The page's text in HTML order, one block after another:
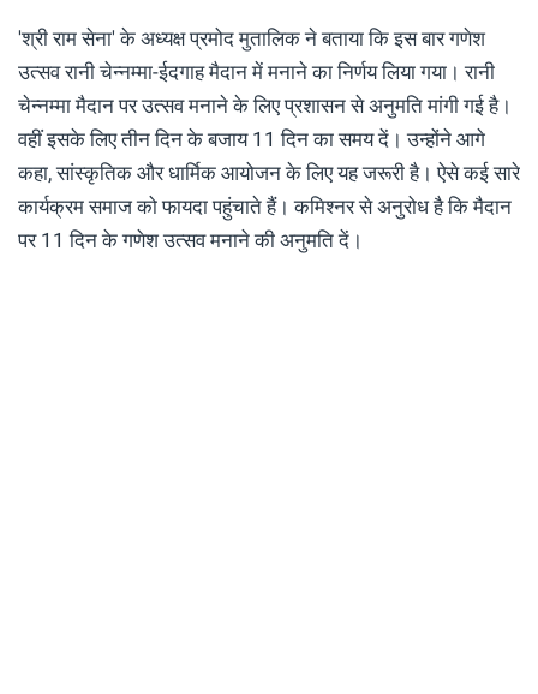
'श्री राम सेना' के अध्यक्ष प्रमोद मुतालिक ने बताया कि इस बार गणेश
उत्सव रानी चेन्नम्मा-ईदगाह मैदान में मनाने का निर्णय लिया गया। रानी
चेन्नम्मा मैदान पर उत्सव मनाने के लिए प्रशासन से अनुमति मांगी गई है।
वहीं इसके लिए तीन दिन के बजाय 11 दिन का समय दें। उन्होंने आगे
कहा, सांस्कृतिक और धार्मिक आयोजन के लिए यह जरूरी है। ऐसे कई सारे
कार्यक्रम समाज को फायदा पहुंचाते हैं। कमिश्नर से अनुरोध है कि मैदान
पर 11 दिन के गणेश उत्सव मनाने की अनुमति दें।